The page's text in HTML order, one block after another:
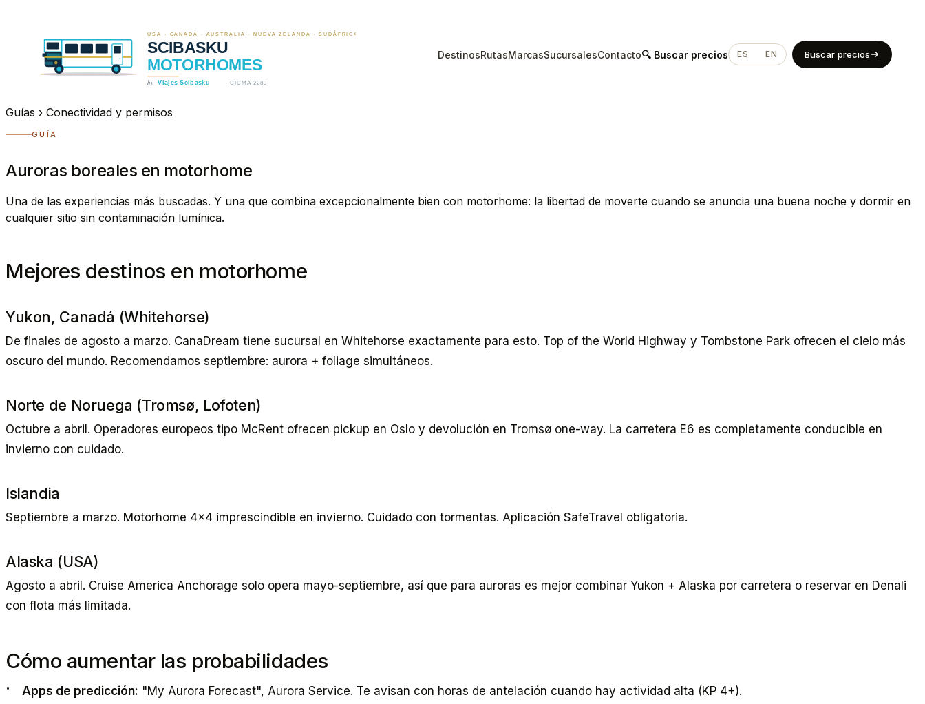
DestinosRutasMarcasSucursalesContacto🔍 Buscar precios ES EN Buscar precios
Guías › Conectividad y permisos
GUÍA
Auroras boreales en motorhome
Una de las experiencias más buscadas. Y una que combina excepcionalmente bien con motorhome: la libertad de moverte cuando se anuncia una buena noche y dormir en
cualquier sitio sin contaminación lumínica.
Mejores destinos en motorhome
Yukon, Canadá (Whitehorse)
De finales de agosto a marzo. CanaDream tiene sucursal en Whitehorse exactamente para esto. Top of the World Highway y Tombstone Park ofrecen el cielo más
oscuro del mundo. Recomendamos septiembre: aurora + foliage simultáneos.
Norte de Noruega (Tromsø, Lofoten)
Octubre a abril. Operadores europeos tipo McRent ofrecen pickup en Oslo y devolución en Tromsø one-way. La carretera E6 es completamente conducible en
invierno con cuidado.
Islandia
Septiembre a marzo. Motorhome 4x4 imprescindible en invierno. Cuidado con tormentas. Aplicación SafeTravel obligatoria.
Alaska (USA)
Agosto a abril. Cruise America Anchorage solo opera mayo-septiembre, así que para auroras es mejor combinar Yukon + Alaska por carretera o reservar en Denali
con flota más limitada.
Cómo aumentar las probabilidades
Apps de predicción: "My Aurora Forecast", Aurora Service. Te avisan con horas de antelación cuando hay actividad alta (KP 4+).